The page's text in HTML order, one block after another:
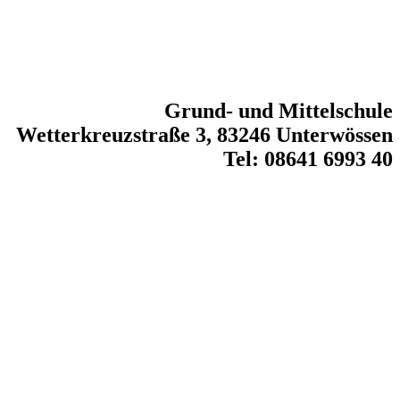
Grund- und Mittelschule
Wetterkreuzstraße 3, 83246 Unterwössen
Tel: 08641 6993 40